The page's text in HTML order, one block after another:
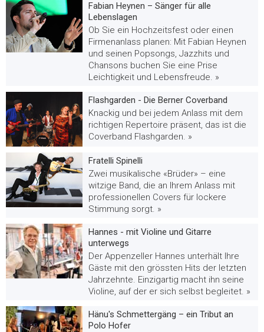
Fabian Heynen – Sänger für alle
Lebenslagen
Ob Sie ein Hochzeitsfest oder einen
Firmenanlass planen: Mit Fabian Heynen
und seinen Popsongs, Jazzhits und
Chansons buchen Sie eine Prise
Leichtigkeit und Lebensfreude. »
Flashgarden - Die Berner Coverband
Knackig und bei jedem Anlass mit dem
richtigen Repertoire präsent, das ist die
Coverband Flashgarden. »
Fratelli Spinelli
Zwei musikalische «Brüder» – eine
witzige Band, die an Ihrem Anlass mit
professionellen Covers für lockere
Stimmung sorgt. »
Hannes - mit Violine und Gitarre
unterwegs
Der Appenzeller Hannes unterhält Ihre
Gäste mit den grössten Hits der letzten
Jahrzehnte. Einzigartig macht ihn seine
Violine, auf der er sich selbst begleitet. »
Hänu's Schmettergäng – ein Tribut an
Polo Hofer